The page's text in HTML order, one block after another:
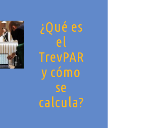
¿Qué es
el
TrevPAR
y cómo
se
calcula?